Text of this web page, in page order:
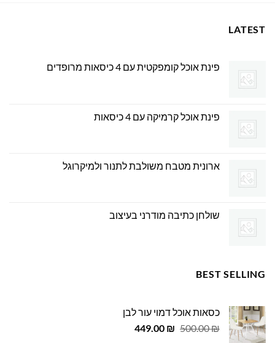
LATEST
פינת אוכל קומפקטית עם 4 כיסאות מרופדים
פינת אוכל קרמיקה עם 4 כיסאות
ארונית מטבח משולבת לתנור ולמיקרוגל
שולחן כתיבה מודרני בעיצוב
BEST SELLING
כסאות אוכל דמוי עור לבן
500.00₪
המחיר
449.00 ₪
המחיר